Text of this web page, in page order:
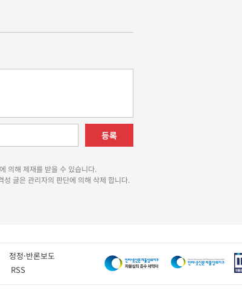
등록
의해 제재를 받을 수 있습니다.
글은 관리자의 판단에 의해 삭제 합니다.
정정·반론보도
RSS